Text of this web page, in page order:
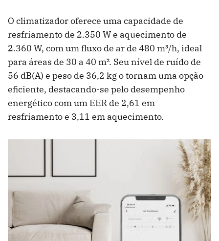
O climatizador oferece uma capacidade de
resfriamento de 2.350 W e aquecimento de
2.360 W, com um fluxo de ar de 480 m³/h, ideal
para áreas de 30 a 40 m². Seu nível de ruído de
56 dB(A) e peso de 36,2 kg o tornam uma opção
eficiente, destacando-se pelo desempenho
energético com um EER de 2,61 em
resfriamento e 3,11 em aquecimento.